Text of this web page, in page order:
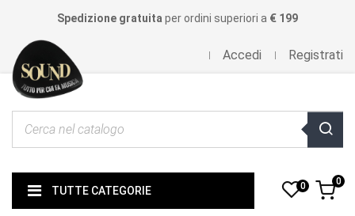
Spedizione gratuita per ordini superiori a € 199
Accedi Registrati
TUTTE CATEGORIE 0 0